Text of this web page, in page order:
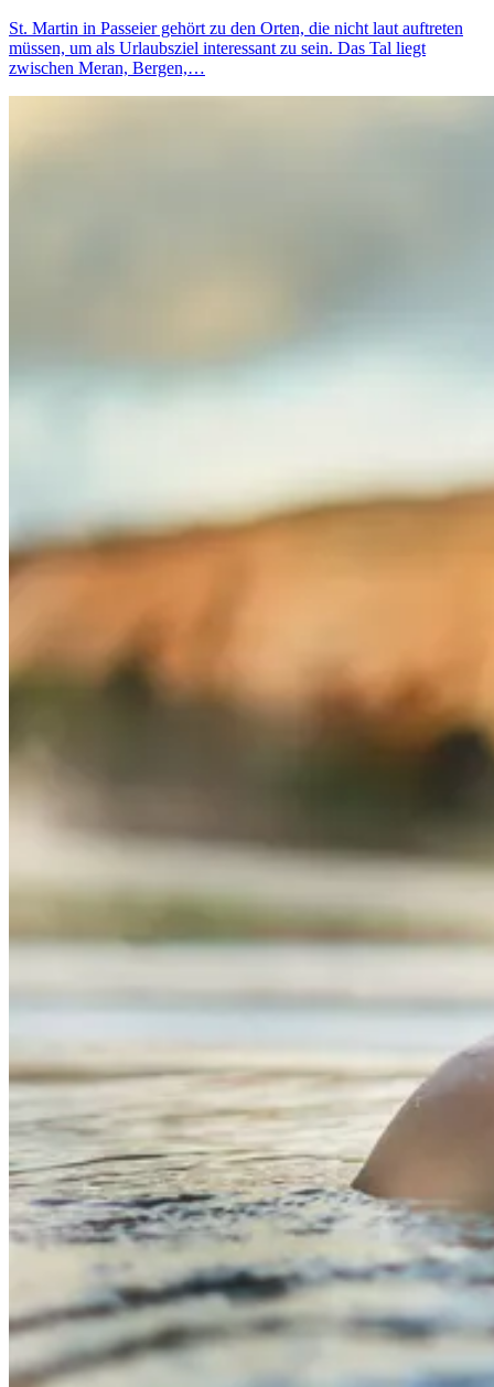
St. Martin in Passeier gehört zu den Orten, die nicht laut auftreten
müssen, um als Urlaubsziel interessant zu sein. Das Tal liegt
zwischen Meran, Bergen,…